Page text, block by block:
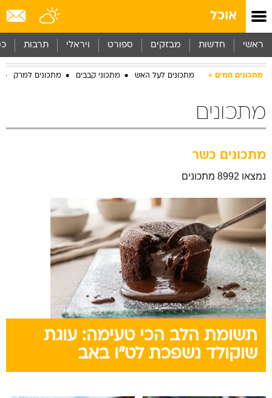
אוכל
ראשי חדשות מבזקים ספורט ויראלי תרבות
מתכונים חמים מתכונים לעל האש מתכוני קבבים מתכונים למרק
מתכונים
מתכונים כשר
נמצאו 8992 מתכונים
תשומת הלב הכי טעימה: עוגת
שוקולד נשפכת לט"ו באב